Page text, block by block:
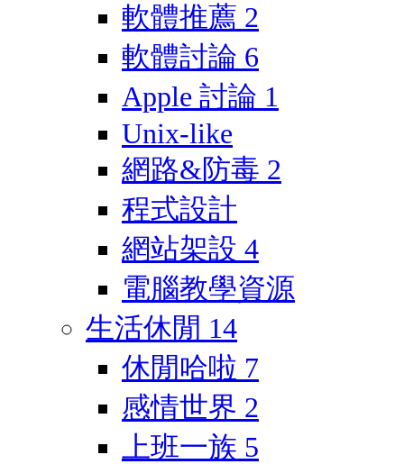
軟體推薦 2
軟體討論 6
Apple 討論 1
Unix-like
網路&防毒 2
程式設計
網站架設 4
電腦教學資源
生活休閒 14
休閒哈啦 7
感情世界 2
上班一族 5